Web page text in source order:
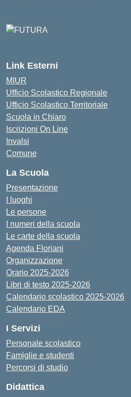
Link Esterni
MIUR
Ufficio Scolastico Regionale
Ufficio Scolastico Territoriale
Scuola in Chiaro
Iscrizioni On Line
Invalsi
Comune
La Scuola
Presentazione
I luoghi
Le persone
I numeri della scuola
Le carte della scuola
Agenda Floriani
Organizzazione
Orario 2025-2026
Libri di testo 2025-2026
Calendario scolastico 2025-2026
Calendario EDA
I Servizi
Personale scolastico
Famiglie e studenti
Percorsi di studio
Didattica